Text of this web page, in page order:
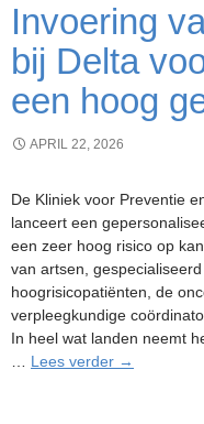
Invoering
bij Delta
een hoog
APRIL 22, 2026
De Kliniek voor Preventie
lanceert een
een zeer hoog risico op
van artsen,
hoogrisicopatiënten, de
verpleegkundige
In heel wat landen neemt
Lees verder Invoering
→